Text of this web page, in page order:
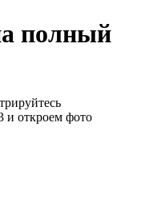
полный
и откроем фото